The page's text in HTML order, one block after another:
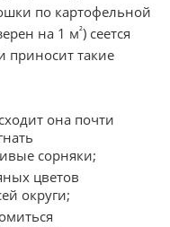
по картофельной
на 1 м²) сеется
приносит такие
она почти
сорняки;
цветов
округи;